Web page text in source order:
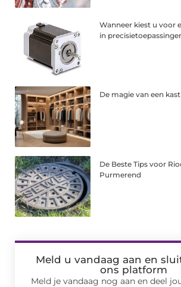
Wanneer kiest u voor
in
De magie van een
De Beste Tips voor
Purmerend
Meld u vandaag aan en
ons platform
Meld je vandaag nog aan en deel